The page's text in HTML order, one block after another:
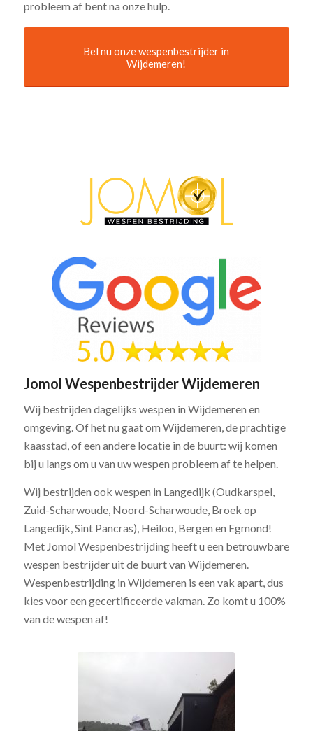
probleem af bent na onze hulp.
Bel nu onze wespenbestrijder in
Wijdemeren!
Jomol Wespenbestrijder Wijdemeren
Wij bestrijden dagelijks wespen in Wijdemeren en
omgeving. Of het nu gaat om Wijdemeren, de prachtige
kaasstad, of een andere locatie in de buurt: wij komen
bij u langs om u van uw wespen probleem af te helpen.
Wij bestrijden ook wespen in Langedijk (Oudkarspel,
Zuid-Scharwoude, Noord-Scharwoude, Broek op
Langedijk, Sint Pancras), Heiloo, Bergen en Egmond!
Met Jomol Wespenbestrijding heeft u een betrouwbare
wespen bestrijder uit de buurt van Wijdemeren.
Wespenbestrijding in Wijdemeren is een vak apart, dus
kies voor een gecertificeerde vakman. Zo komt u 100%
van de wespen af!